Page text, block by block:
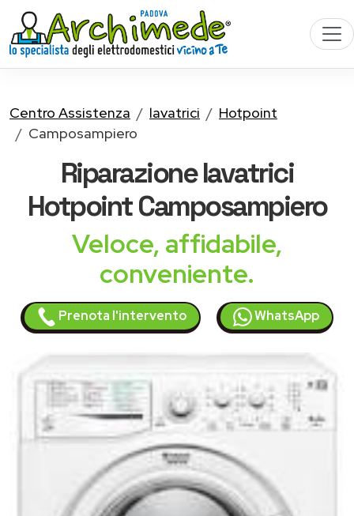
Centro Assistenza lavatrici
Hotpoint
Camposampiero
Riparazionelavatrici
HotpointCamposampiero
Veloce, affidabile,
conveniente.
Prenota l'intervento WhatsApp